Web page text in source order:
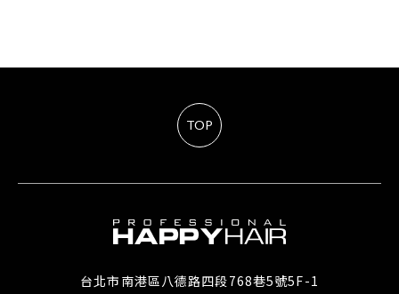
TOP
台北市南港區八德路四段768巷5號5F-1